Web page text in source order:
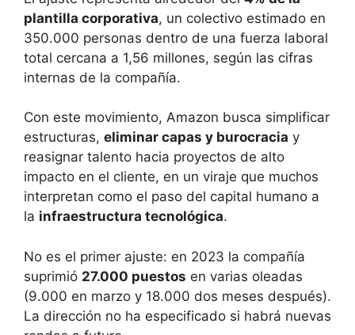
plantilla corporativa, un colectivo estimado en
350.000 personas dentro de una fuerza laboral
total cercana a 1,56 millones, según las cifras
internas de la compañía.
Con este movimiento, Amazon busca simplificar
estructuras, eliminar capas y burocracia y
reasignar talento hacia proyectos de alto
impacto en el cliente, en un viraje que muchos
interpretan como el paso del capital humano a
la infraestructura tecnológica.
No es el primer ajuste: en 2023 la compañía
suprimió 27.000 puestos en varias oleadas
(9.000 en marzo y 18.000 dos meses después).
La dirección no ha especificado si habrá nuevas